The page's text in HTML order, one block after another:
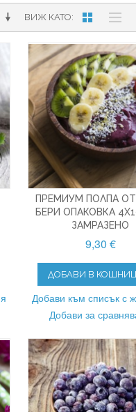
ВИЖ КАТО
ПРЕМИУМ ПОЛПА
БЕРИ ОПАКОВКА
ЗАМРАЗЕНО
9,30 €
ДОБАВИ В
Добави към списък с
Добави за